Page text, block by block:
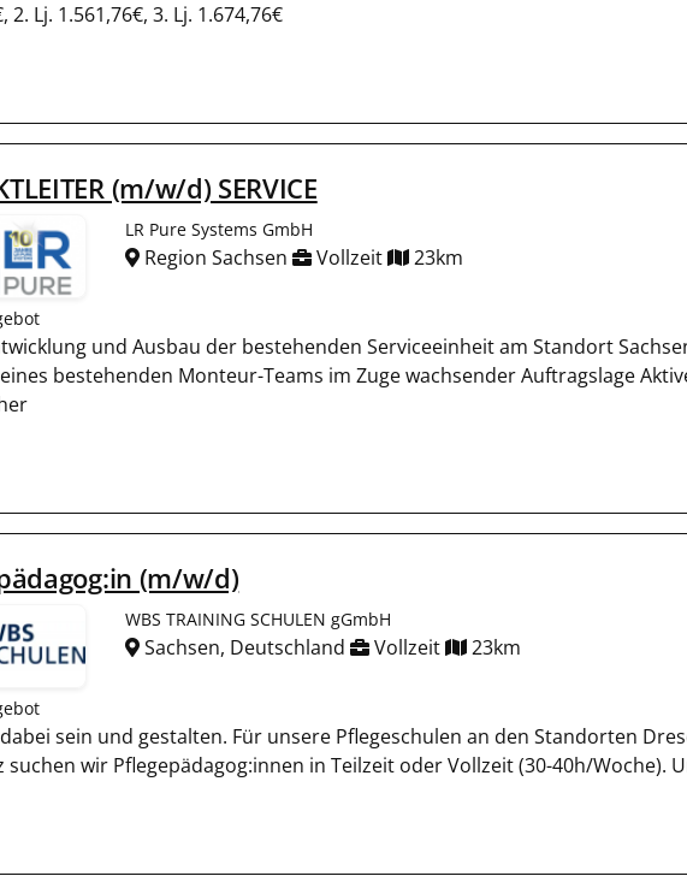
2. Lj. 1.561,76€, 3. Lj. 1.674,76€
(m/w/d) SERVICE
LR Pure Systems GmbH
Region Sachsen Vollzeit 23km
und Ausbau der bestehenden Serviceeinheit am Standort
bestehenden Monteur-Teams im Zuge wachsender Auftragslage
(m/w/d)
WBS TRAINING SCHULEN gGmbH
Sachsen, Deutschland Vollzeit 23km
sein und gestalten. Für unsere Pflegeschulen an den Standorten
suchen wir Pflegepädagog:innen in Teilzeit oder Vollzeit (30-40h/Woche).